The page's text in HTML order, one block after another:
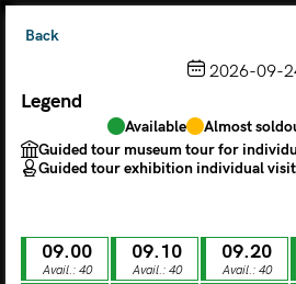
Choose from the
The ticket grants access to Palazzo
and the Leon Battista
AUGUST
Legend
Back
2026-09-
Legend
Available Almost
Guided tour museum tour for
Guided tour exhibition individual
09.00
Avail.: 40
09.10
Avail.: 40
09.20
Avail.: 40